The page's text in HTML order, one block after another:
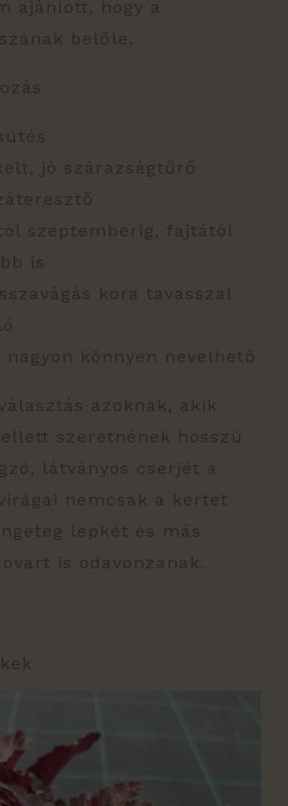
ajánlott, hogy a
belőle.
jó szárazságtűrő
szeptemberig, fajtától
is
kora tavasszal
könnyen nevelhető
azoknak, akik
szeretnének hosszú
látványos cserjét a
nemcsak a kertet
lepkét és más
is odavonzanak.